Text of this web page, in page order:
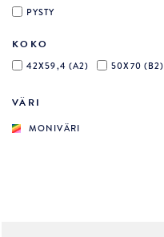
PYSTY
KOKO
42X59,4 (A2) 50X70 (B2)
VÄRI
MONIVÄRI